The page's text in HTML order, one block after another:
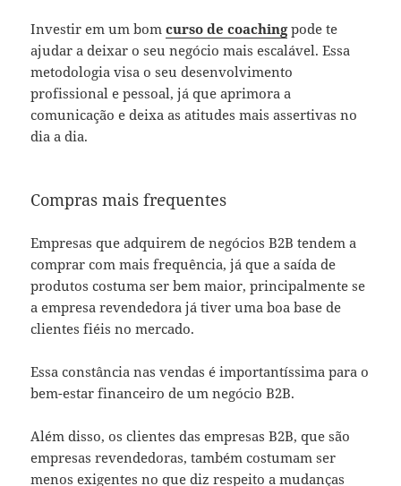
Investir em um bomcurso de coachingpode te
ajudar a deixar o seu negócio mais escalável. Essa
metodologia visa o seu desenvolvimento
profissional e pessoal, já que aprimora a
comunicação e deixa as atitudes mais assertivas no
dia a dia.
Compras mais frequentes
Empresas que adquirem de negócios B2B tendem a
comprar com mais frequência, já que a saída de
produtos costuma ser bem maior, principalmente se
a empresa revendedora já tiver uma boa base de
clientes fiéis no mercado.
Essa constância nas vendas é importantíssima para o
bem-estar financeiro de um negócio B2B.
Além disso, os clientes das empresas B2B, que são
empresas revendedoras, também costumam ser
menos exigentes no que diz respeito a mudanças